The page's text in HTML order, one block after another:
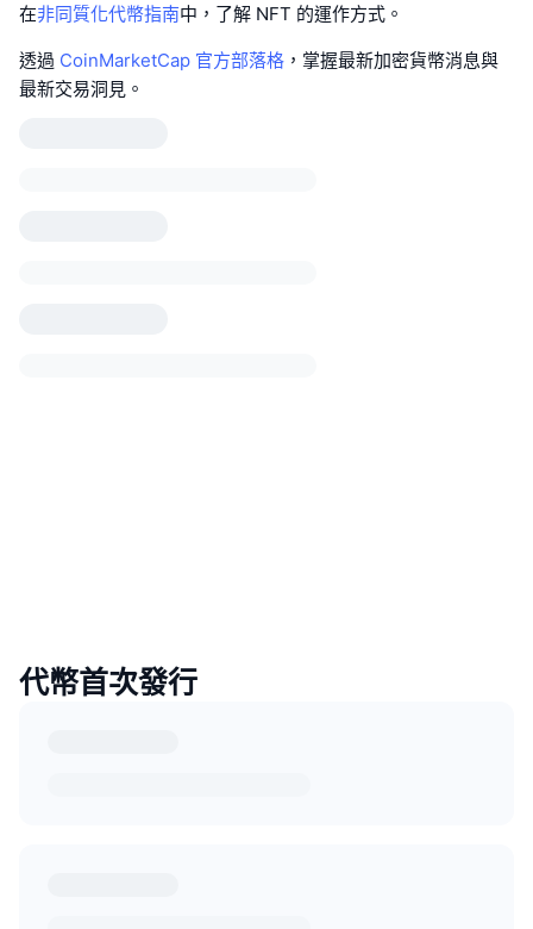
在非同質化代幣指南中，了解 NFT 的運作方式。
透過 CoinMarketCap 官方部落格 ，掌握最新加密貨幣消息與
最新交易洞見。
代幣首次發行